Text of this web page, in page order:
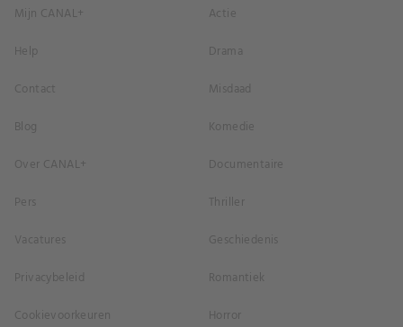
Mijn CANAL+
Help
Contact
Blog
Over CANAL+
Pers
Vacatures
Privacybeleid
Cookievoorkeuren
Actie
Drama
Misdaad
Komedie
Documentaire
Thriller
Geschiedenis
Romantiek
Horror